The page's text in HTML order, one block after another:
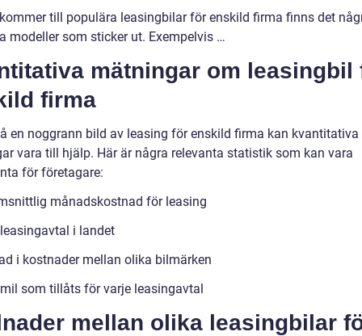
till populära leasingbilar för enskild firma finns det
modeller som sticker ut. Exempelvis …
mätningar om leasingbil
firma
en noggrann bild av leasing för enskild firma kan kvantitativa
vara till hjälp. Här är några relevanta statistik som kan vara
för företagare:
månadskostnad för leasing
i landet
i kostnader mellan olika bilmärken
som tillåts för varje leasingavtal
mellan olika leasingbilar